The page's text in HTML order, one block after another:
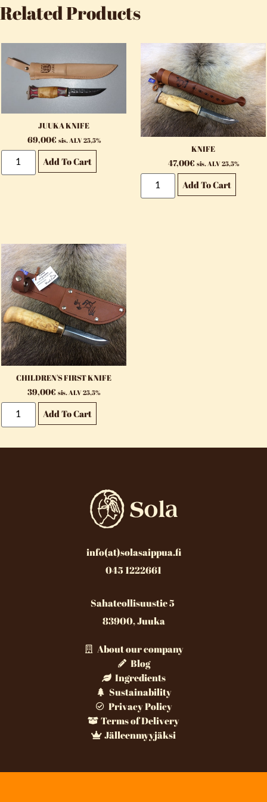
Related Products
JUUKA KNIFE
69,00€ sis. ALV 25,5%
Add To Cart
KNIFE
47,00€ sis. ALV 25,5%
Add To Cart
CHILDREN'S FIRST KNIFE
39,00€ sis. ALV 25,5%
Add To Cart
info(at)solasaippua.fi
045 1222661
Sahateollisuustie 5
83900, Juuka
About our company
Blog
Ingredients
Sustainability
Privacy Policy
Terms of Delivery
Jälleenmyyjäksi